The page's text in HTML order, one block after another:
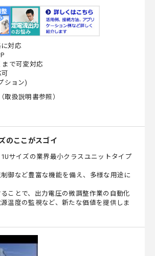
対応
まで可変対応
ション)
取扱説明書参照）
のここがスゴイ
サイズの業界最小クラスユニットタイプ
御など豊富な機能を備え、多様な用途に
ことで、出力電圧の微調整作業の自動化
温度の監視など、新たな価値を提供しま